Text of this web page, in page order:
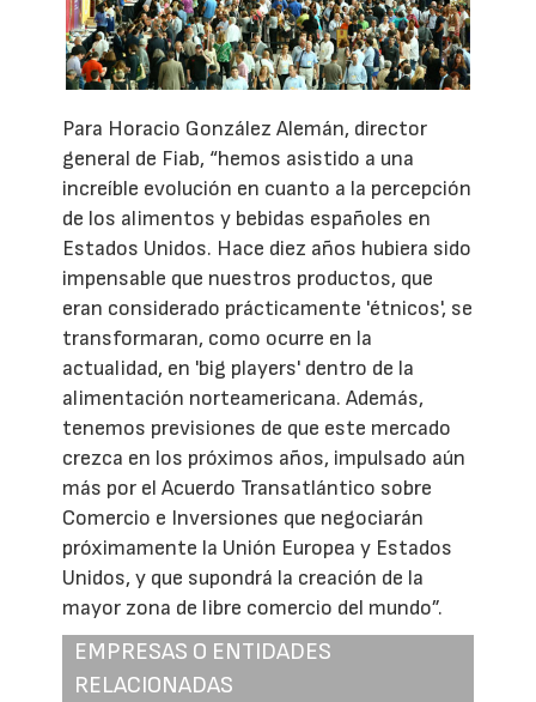
Para Horacio González Alemán, director
general de Fiab, “hemos asistido a una
increíble evolución en cuanto a la percepción
de los alimentos y bebidas españoles en
Estados Unidos. Hace diez años hubiera sido
impensable que nuestros productos, que
eran considerado prácticamente 'étnicos', se
transformaran, como ocurre en la
actualidad, en 'big players' dentro de la
alimentación norteamericana. Además,
tenemos previsiones de que este mercado
crezca en los próximos años, impulsado aún
más por el Acuerdo Transatlántico sobre
Comercio e Inversiones que negociarán
próximamente la Unión Europea y Estados
Unidos, y que supondrá la creación de la
mayor zona de libre comercio del mundo”.
EMPRESAS O ENTIDADES
RELACIONADAS